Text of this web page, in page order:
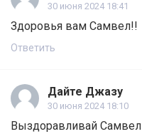
30 июня 2024 18:41
Здоровья вам Самвел!!
Ответить
Дайте Джазу
30 июня 2024 18:10
Выздоравливай Самвел